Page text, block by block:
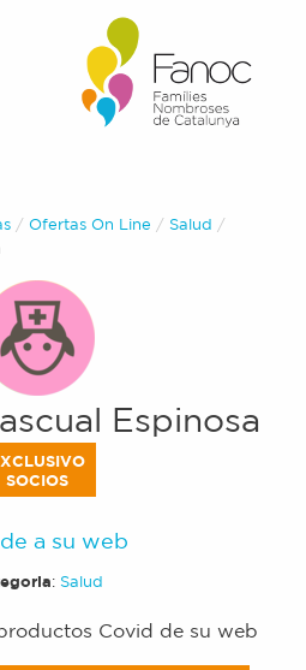
Ofertas On Line
Salud
Espinosa
SOCIOS
a su web
: Salud